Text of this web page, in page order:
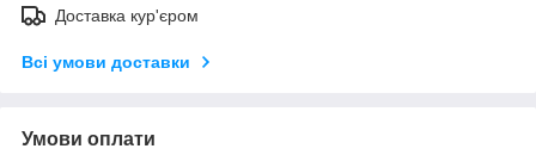
Доставка кур'єром
Всі умови доставки
Умови оплати